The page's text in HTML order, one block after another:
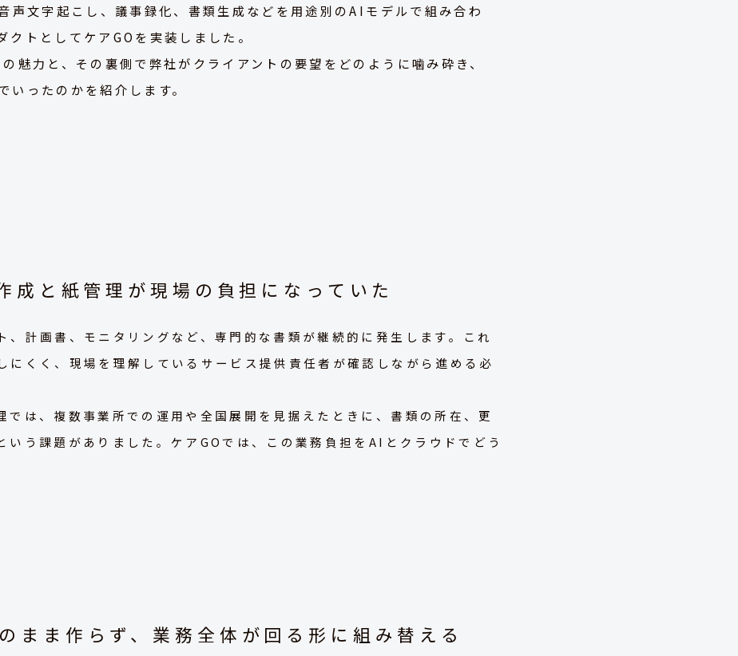
声文字起こし、議事録化、書類生成などを用途別のAIモデルで組み合わ
トとしてケアGOを実装しました。
魅力と、その裏側で弊社がクライアントの要望をどのように噛み砕き、
ったのかを紹介します。
と紙管理が現場の負担になっていた
、計画書、モニタリングなど、専門的な書類が継続的に発生します。これ
にくく、現場を理解しているサービス提供責任者が確認しながら進める必
では、複数事業所での運用や全国展開を見据えたときに、書類の所在、更
いう課題がありました。ケアGOでは、この業務負担をAIとクラウドでどう
まま作らず、業務全体が回る形に組み替える